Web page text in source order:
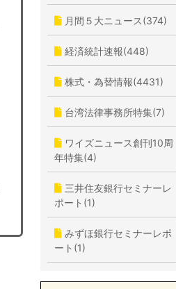
月間５大ニュース(374)
経済統計速報(448)
株式・為替情報(4431)
台湾法律事務所特集(7)
ワイズニュース創刊10周
年特集(4)
三井住友銀行セミナーレ
ポート(1)
みずほ銀行セミナーレポ
ート(1)